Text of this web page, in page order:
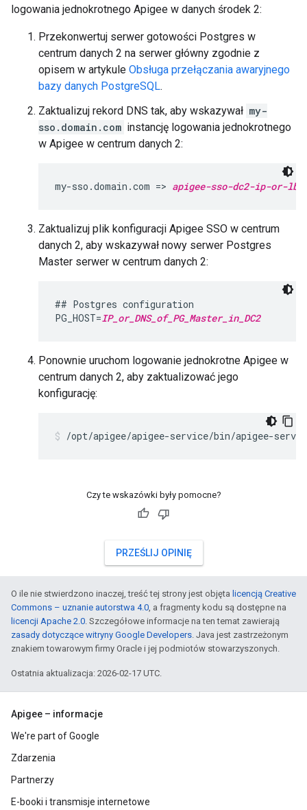
logowania jednokrotnego Apigee w danych środek 2:
Przekonwertuj serwer gotowości Postgres w
centrum danych 2 na serwer główny zgodnie z
opisem w artykule Obsługa przełączania awaryjnego
bazy danych PostgreSQL.
Zaktualizuj rekord DNS tak, aby wskazywał my-
sso.domain.com instancję logowania jednokrotnego
w Apigee w centrum danych 2:
my-sso.domain.com => apigee-sso-dc2-ip-or-lb
Zaktualizuj plik konfiguracji Apigee SSO w centrum
danych 2, aby wskazywał nowy serwer Postgres
Master serwer w centrum danych 2:
## Postgres configuration
PG_HOST=IP_or_DNS_of_PG_Master_in_DC2
Ponownie uruchom logowanie jednokrotne Apigee w
centrum danych 2, aby zaktualizować jego
konfigurację:
/opt/apigee/apigee-service/bin/apigee-
Czy te wskazówki były pomocne?
PRZEŚLIJ OPINIĘ
O ile nie stwierdzono inaczej, treść tej strony jest objęta licencją Creative
Commons – uznanie autorstwa 4.0, a fragmenty kodu są dostępne na
licencji Apache 2.0. Szczegółowe informacje na ten temat zawierają
zasady dotyczące witryny Google Developers. Java jest zastrzeżonym
znakiem towarowym firmy Oracle i jej podmiotów stowarzyszonych.
Ostatnia aktualizacja: 2026-02-17 UTC.
Apigee – informacje
We're part of Google
Zdarzenia
Partnerzy
E-booki i transmisje internetowe